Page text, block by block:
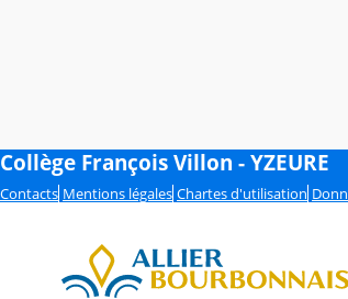
Collège François Villon - YZEURE
Contacts Mentions légales Chartes d'utilisation